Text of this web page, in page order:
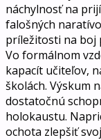
náchylnosť na
falošných
príležitosti na boj
Vo formálnom
kapacít učiteľov,
školách. Výskum
dostatočnú
holokaustu.
ochota zlepšiť